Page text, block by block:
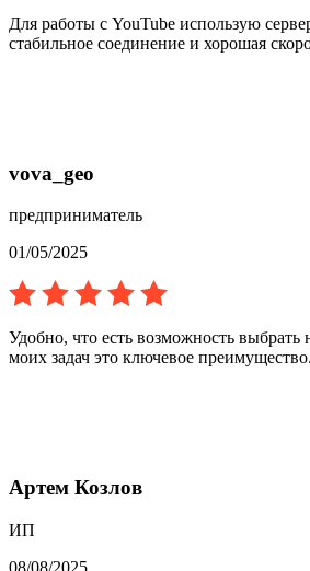
Для работы с YouTube использую
стабильное соединение и хорошая
vova_geo
предприниматель
01/05/2025
Удобно, что есть возможность
моих задач это ключевое преимущество.
Артем Козлов
ИП
08/08/2025